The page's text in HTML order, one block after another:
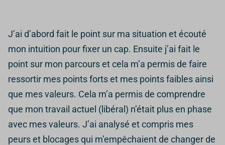
J’ai d’abord fait le point sur ma situation et écouté
mon intuition pour fixer un cap. Ensuite j’ai fait le
point sur mon parcours et cela m’a permis de faire
ressortir mes points forts et mes points faibles ainsi
que mes valeurs. Cela m’a permis de comprendre
que mon travail actuel (libéral) n’était plus en phase
avec mes valeurs. J’ai analysé et compris mes
peurs et blocages qui m’empêchaient de changer de